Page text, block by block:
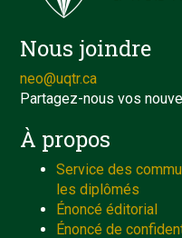
Nous joindre
neo@uqtr.ca
Partagez-nous vos
À propos
Service des
les diplômés
Énoncé éditorial
Énoncé de